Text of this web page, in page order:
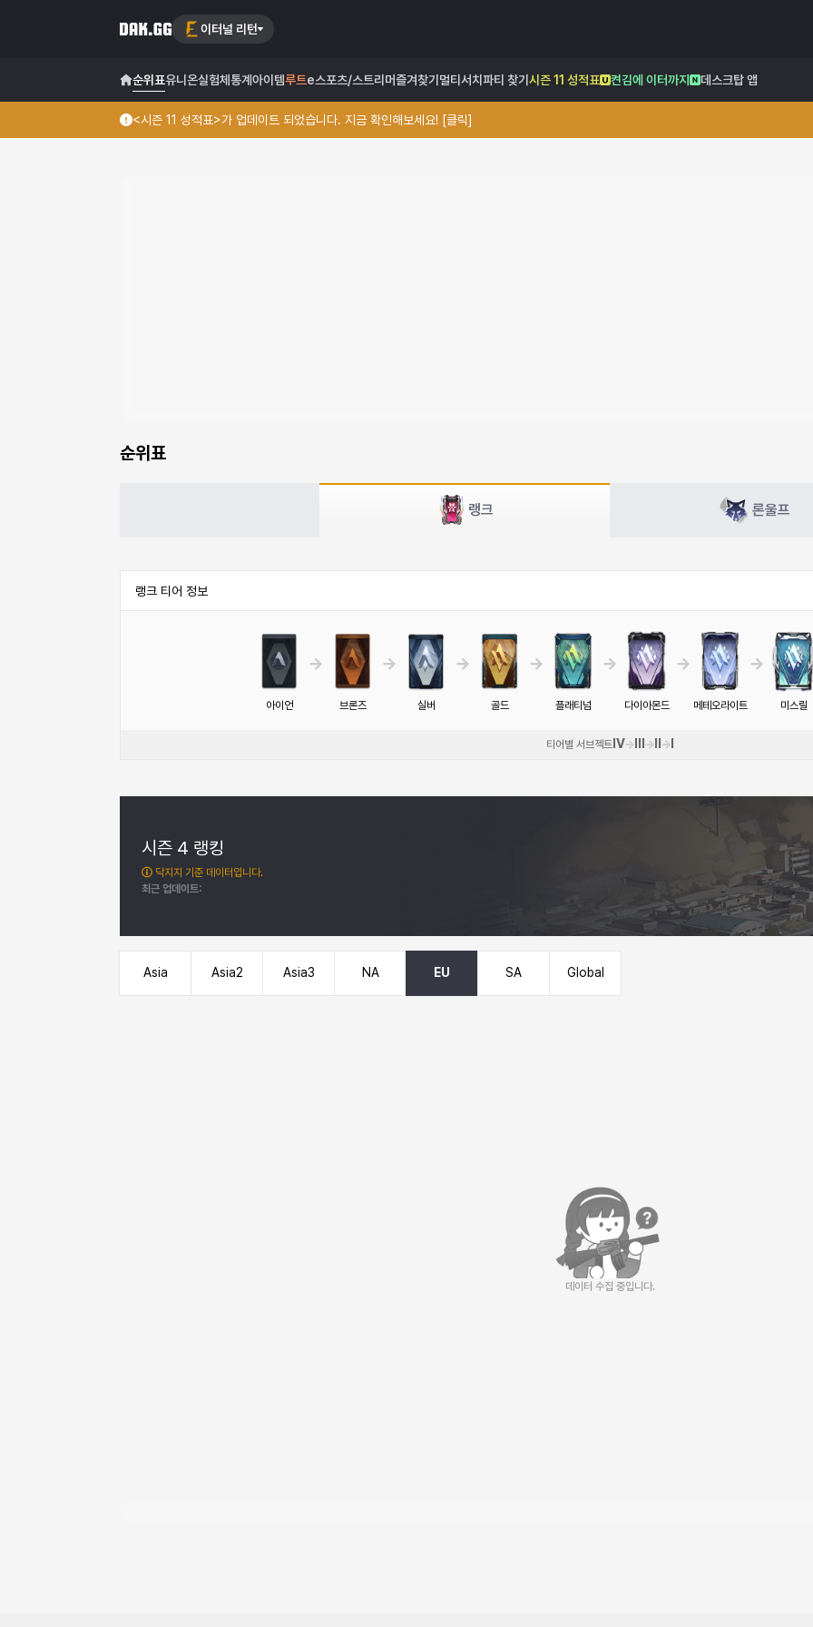
이터널 리턴
순위표유니온실험체 통계 아이템루트e스포츠/스트리머즐겨찾기 멀티서치 파티 찾기 시즌 11 성적표 켠김에 이터까지 데스크탑 앱
<시즌 11 성적표>가 업데이트 되었습니다. 지금 확인해보세요! [클릭]
순위표
랭크 론울프
랭크 티어 정보
아이언 브론즈 실버 골드 플래티넘 다이아몬드 메테오라이트 미스릴
티어별 서브젝트IV
시즌 4 랭킹
닥지지 기준 데이터입니다.
최근 업데이트:
Asia Asia2 Asia3 NA EU SA Global
데이터 수집 중입니다.